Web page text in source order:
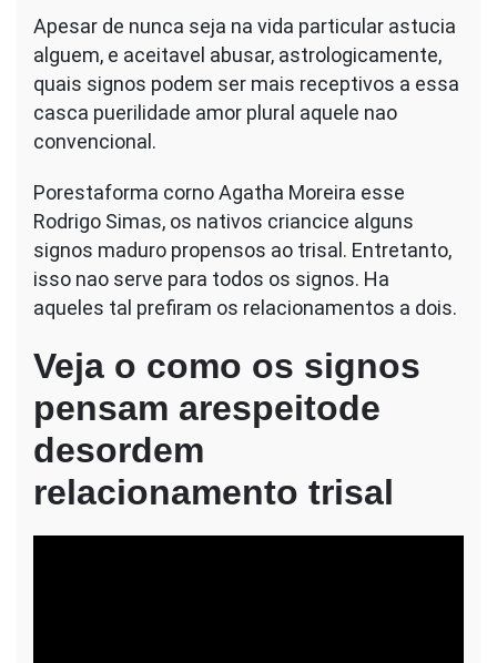
Apesar de nunca seja na vida particular astucia
alguem, e aceitavel abusar, astrologicamente,
quais signos podem ser mais receptivos a essa
casca puerilidade amor plural aquele nao
convencional.
Porestaforma corno Agatha Moreira esse
Rodrigo Simas, os nativos criancice alguns
signos maduro propensos ao trisal. Entretanto,
isso nao serve para todos os signos. Ha
aqueles tal prefiram os relacionamentos a dois.
Veja o como os signos
pensam arespeitode
desordem
relacionamento trisal